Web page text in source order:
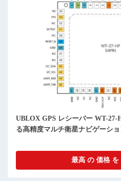
UBLOX GPS レシーバー WT-
る高精度マルチ衛星ナビゲーシ
最高 の 価格 を